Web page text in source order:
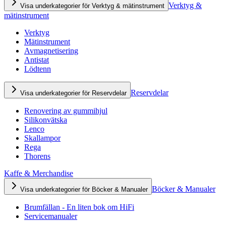
Visa underkategorier för Verktyg & mätinstrument Verktyg &
mätinstrument
Verktyg
Mätinstrument
Avmagnetisering
Antistat
Lödtenn
Visa underkategorier för Reservdelar Reservdelar
Renovering av gummihjul
Silikonvätska
Lenco
Skallampor
Rega
Thorens
Kaffe & Merchandise
Visa underkategorier för Böcker & Manualer Böcker & Manualer
Brumfällan - En liten bok om HiFi
Servicemanualer